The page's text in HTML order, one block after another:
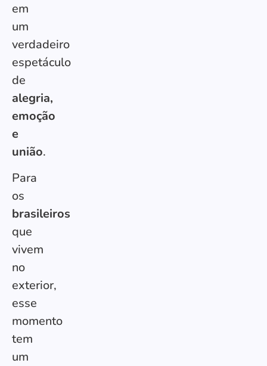
em
um
verdadeiro
espetáculo
de
alegria,
emoção
e
união.
Para
os
brasileiros
que
vivem
no
exterior,
esse
momento
tem
um